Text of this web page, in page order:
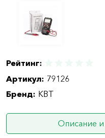
Рейтинг:
Артикул: 79126
Бренд: КВТ
Описание и